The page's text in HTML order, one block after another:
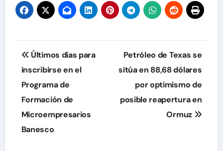
Navegación
de
entradas
Últimos días para
inscribirse en el
Programa de
Formación de
Microempresarios
Banesco
Petróleo de Texas se
sitúa en 88,68 dólares
por optimismo de
posible reapertura en
Ormuz